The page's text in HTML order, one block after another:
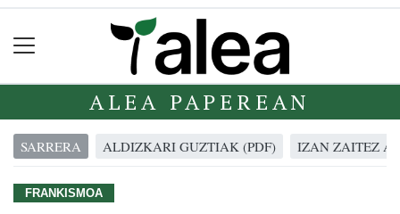
ALEA PAPEREAN
SARRERA ALDIZKARI GUZTIAK (PDF) IZAN ZAITEZ
FRANKISMOA